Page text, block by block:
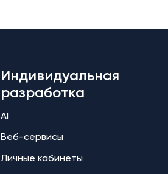
Индивидуальная
разработка
AI
Веб-сервисы
Личные кабинеты